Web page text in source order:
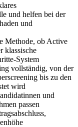
und helfen bei der
und
Methode, ob Active
klassische
System
vollständig, von der
bis zu den
wird
und
passen